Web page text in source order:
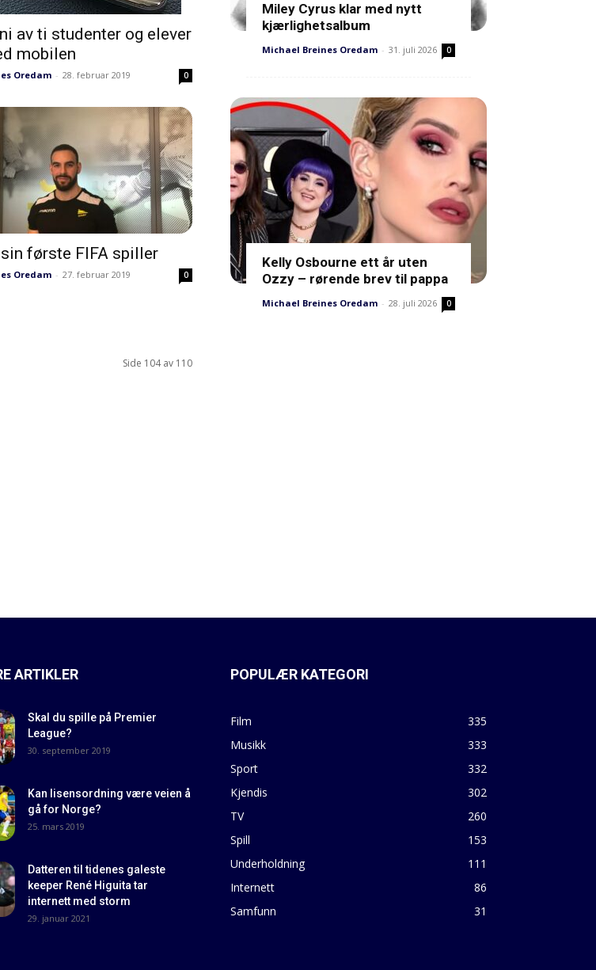
av ti studenter og elever
mobilen
Oredam - 28. februar 2019 0
første FIFA spiller
Oredam - 27. februar 2019 0
Side 104 av 110
Miley Cyrus klar med nytt
kjærlighetsalbum
Michael Breines Oredam - 31. juli 2026 0
Kelly Osbourne ett år uten
Ozzy – rørende brev til pappa
Michael Breines Oredam - 28. juli 2026 0
ARTIKLER
Skal du spille på Premier
League?
30. september 2019
Kan lisensordning være veien å
gå for Norge?
25. mars 2019
Datteren til tidenes galeste
keeper René Higuita tar
internett med storm
29. januar 2021
POPULÆR KATEGORI
Film
335
Musikk
333
Sport
332
Kjendis
302
TV
260
Spill
153
Underholdning
111
Internett
86
Samfunn
31